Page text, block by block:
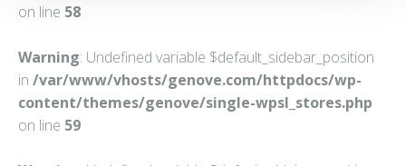
on line 58
Warning: Undefined variable $default_sidebar_position
in /var/www/vhosts/genove.com/httpdocs/wp-
content/themes/genove/single-wpsl_stores.php
on line 59